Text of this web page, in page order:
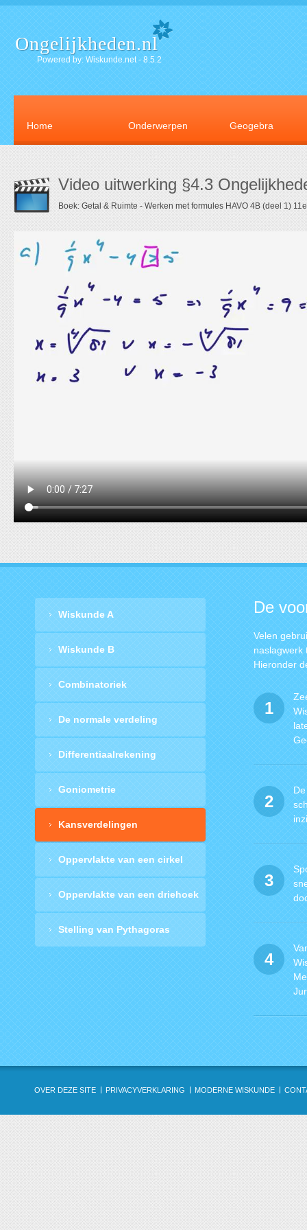
Ongelijkheden.nl
Powered by: Wiskunde.net - 8.5.2
Home Onderwerpen Geogebra
Video uitwerking §4.3
Boek: Getal & Ruimte - Werken met formules HAVO 4B (deel 1)
Wiskunde A
Wiskunde B
Combinatoriek
De normale verdeling
Differentiaalrekening
Goniometrie
Kansverdelingen
Oppervlakte van een cirkel
Oppervlakte van een driehoek
Stelling van Pythagoras
De
Velen
naslagwerk
Hieronder
1
2
3
4
OVER DEZE SITE PRIVACYVERKLARING MODERNE WISKUNDE